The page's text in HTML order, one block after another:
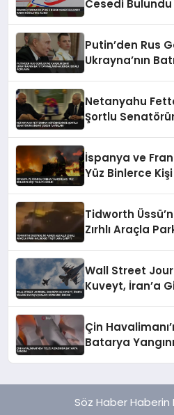
Cesedi Bulundu
Putin’den Rus
Ukrayna’nın
Netanyahu
Şortlu
İspanya ve
Yüz Binlerce
Tidworth
Zırhlı Araçla
Wall Street
Kuveyt, İran’a
Çin
Batarya Yangını
Söz Haber Haberin